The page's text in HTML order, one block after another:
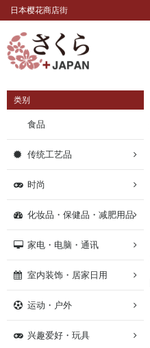
日本樱花商店街
类别
食品
传统工艺品
时尚
化妆品・保健品・减肥用品
家电・电脑・通讯
室内装饰・居家日用
运动・户外
兴趣爱好・玩具